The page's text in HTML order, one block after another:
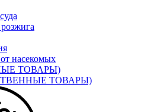
насекомых
ТОВАРЫ)
ТОВАРЫ)